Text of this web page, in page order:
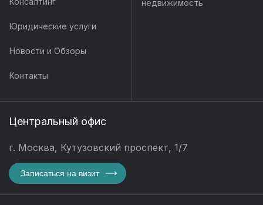
Юридические услуги
Новости и Обзоры
Контакты
недвижимость
Центральный офис
г. Москва, Кутузовский проспект, 1/7
Записаться на визит